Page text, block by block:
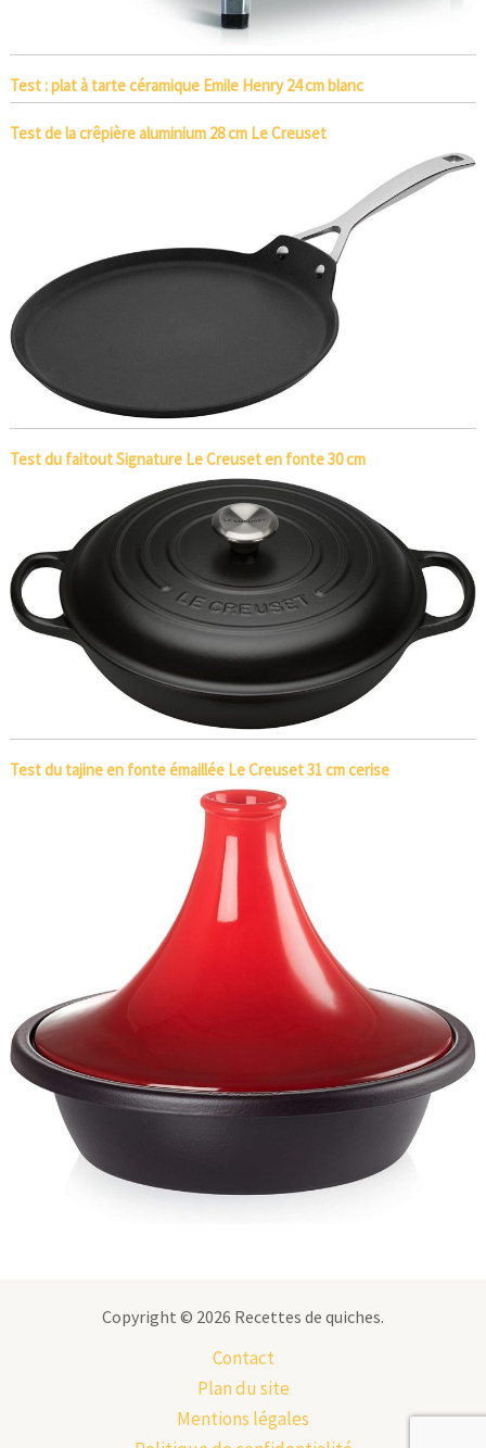
Test : plat à tarte céramique Emile Henry 24 cm blanc
Test de la crêpière aluminium 28 cm Le Creuset
Test du faitout Signature Le Creuset en fonte 30 cm
Test du tajine en fonte émaillée Le Creuset 31 cm cerise
Copyright © 2026 Recettes de quiches.
Contact
Plan du site
Mentions légales